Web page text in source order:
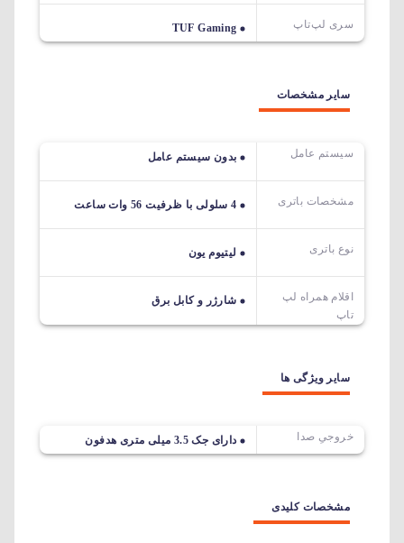
سری لپ‌تاپ TUF Gaming
سایر مشخصات
سیستم عامل بدون سیستم عامل
مشخصات باتری 4 سلولی با ظرفیت 56 وات ساعت
نوع باتری لیتیوم یون
اقلام همراه لپ
تاپ
شارژر و کابل برق
سایر ویژگی ها
خروجیِ صدا دارای جک 3.5 میلی متری هدفون
مشخصات کلیدی